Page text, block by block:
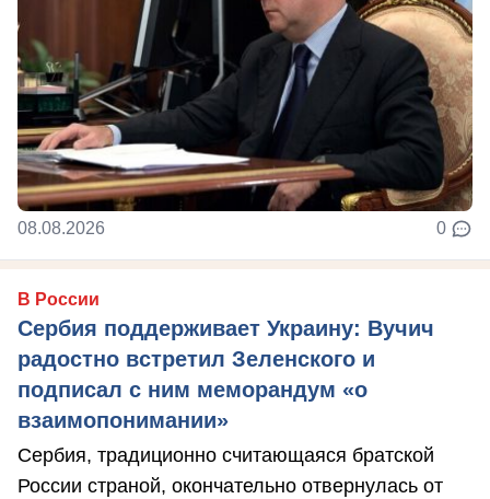
08.08.2026 0
В России
Сербия поддерживает Украину: Вучич
радостно встретил Зеленского и
подписал с ним меморандум «о
взаимопонимании»
Сербия, традиционно считающаяся братской
России страной, окончательно отвернулась от